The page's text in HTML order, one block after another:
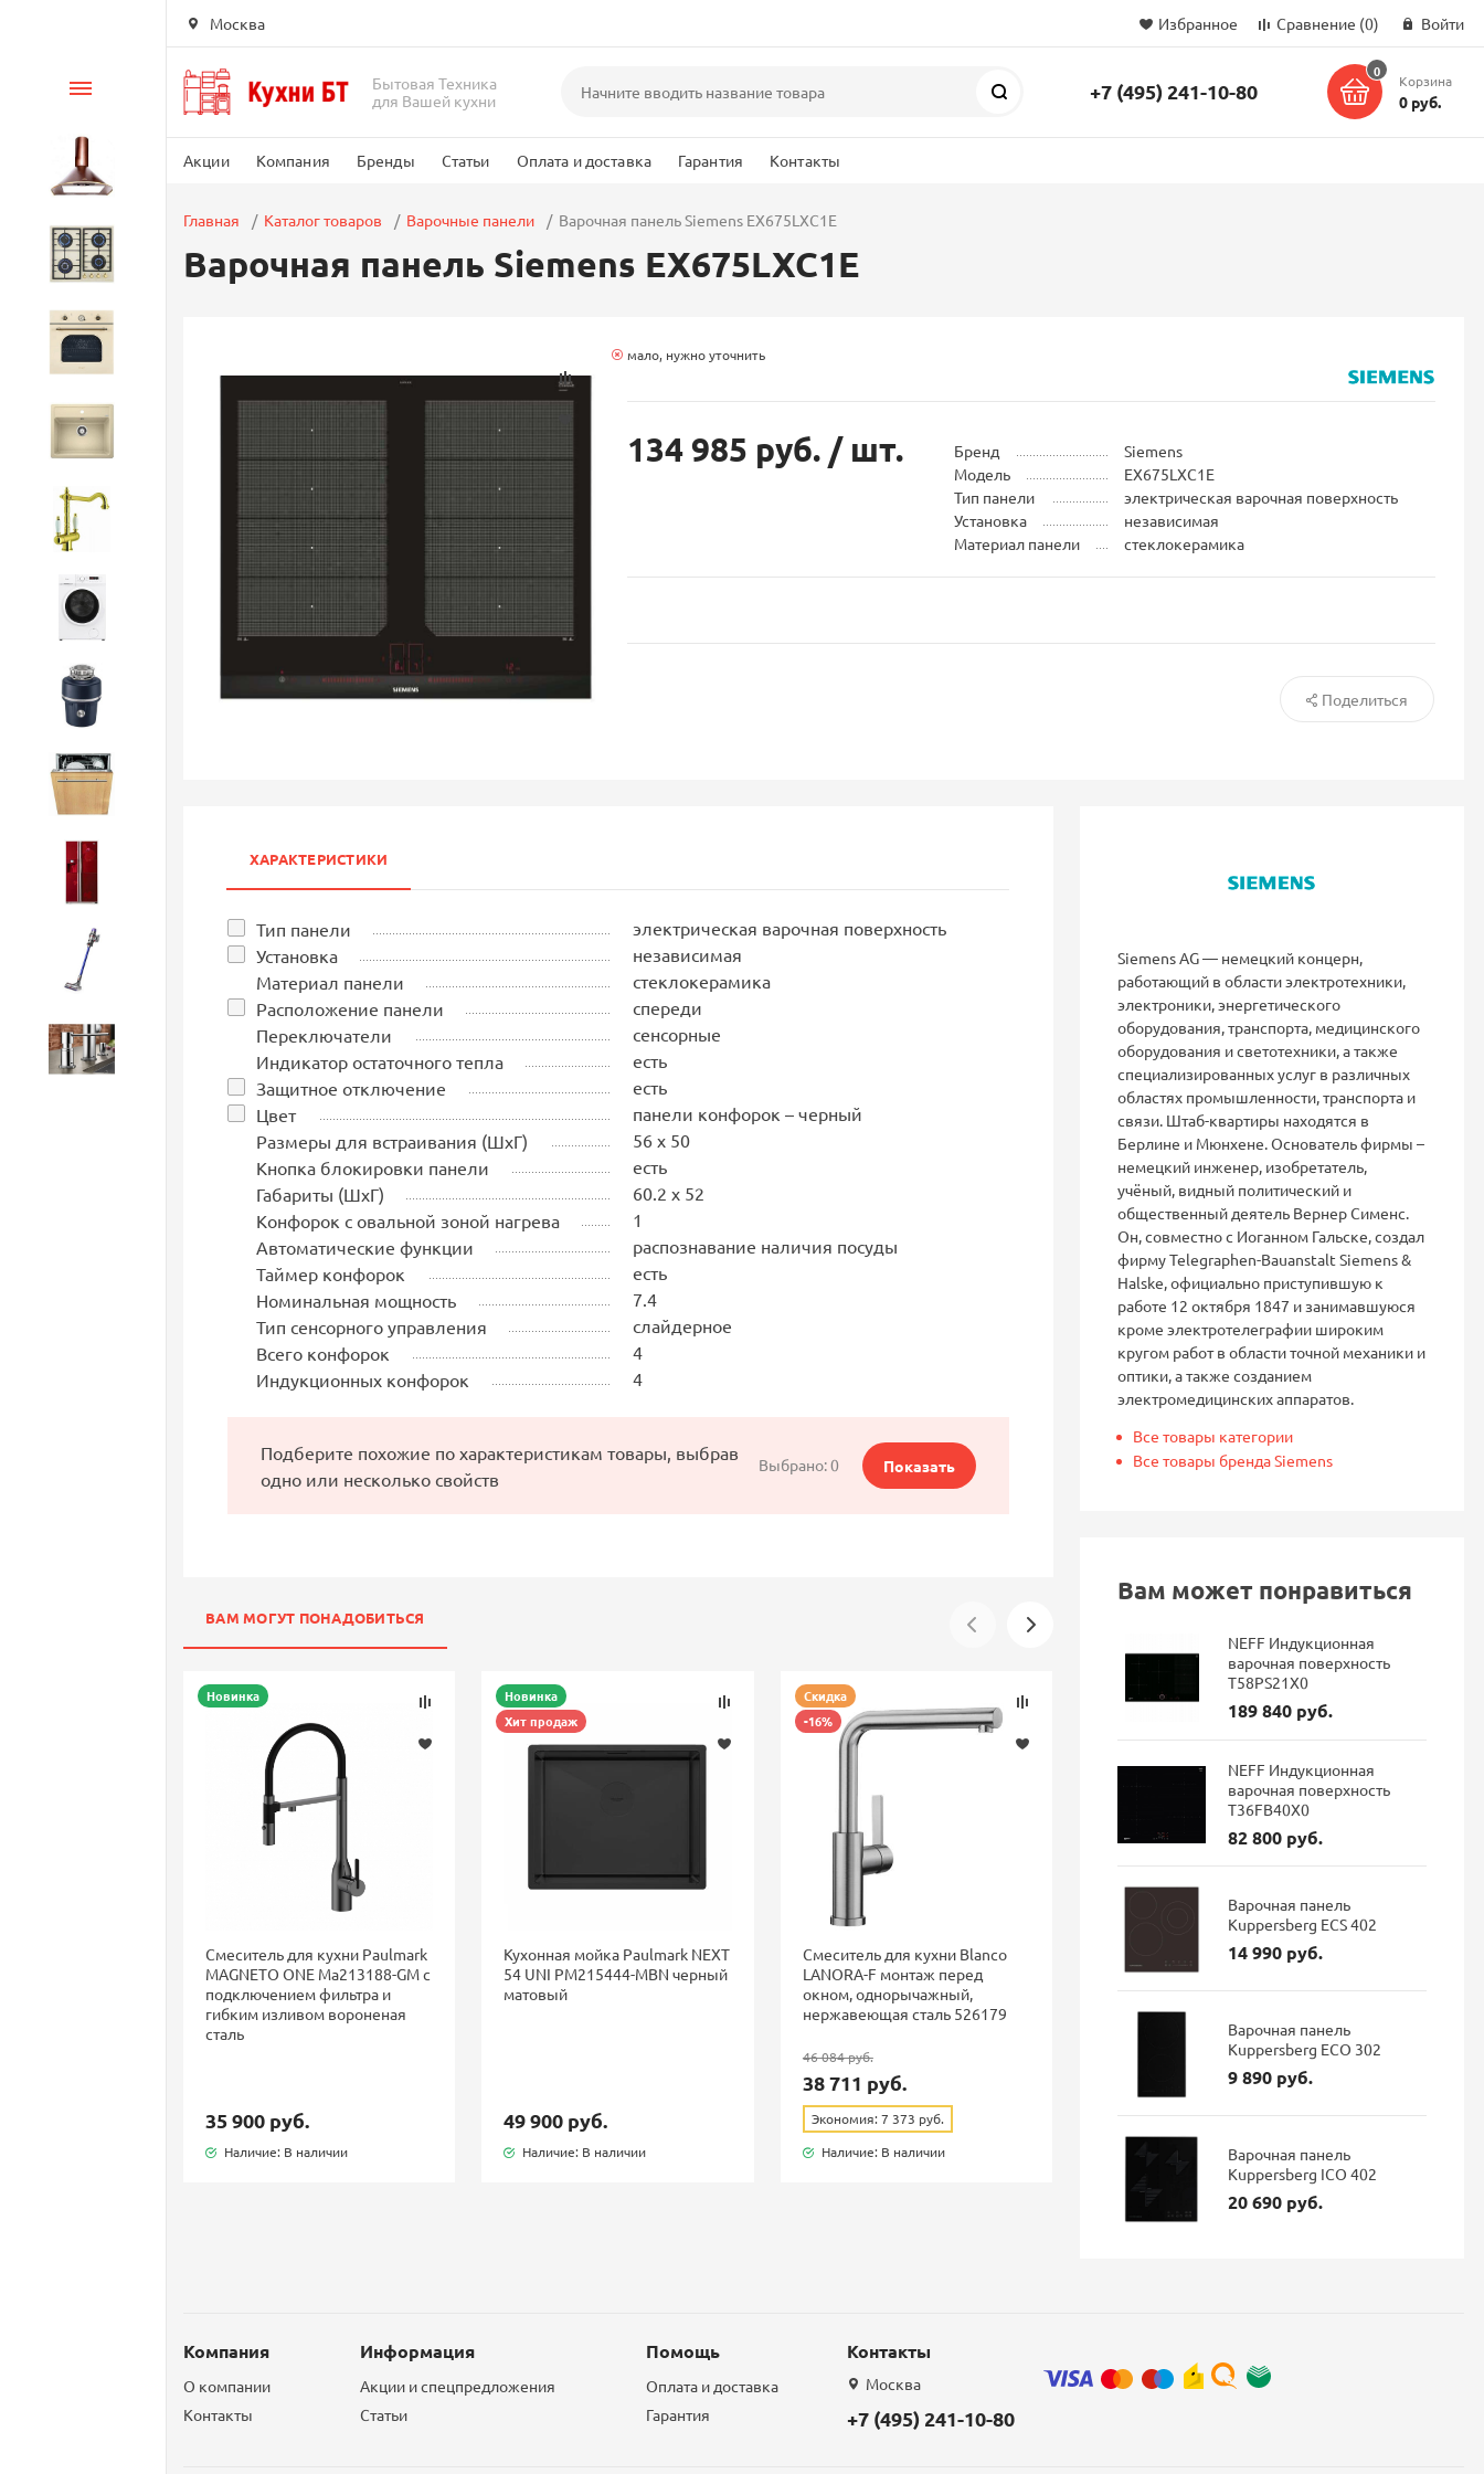
Москва Избранное Сравнение (0) Войти
Бытовая Техника
для Вашей кухни
Поиск +7 (495) 241-10-80
0
Корзина
0 руб.
Акции Компания Бренды Статьи Оплата и доставка Гарантия Контакты
Каталог
Вытяжки
Варочные панели
Измельчители
Бытовая техника
Главная Каталог товаров Варочные панели Варочная панель Siemens EX675LXC1E
Варочная панель Siemens EX675LXC1E
мало, нужно уточнить
134 985 руб. / шт. Бренд
Siemens
Модель
EX675LXC1E
Тип панели
электрическая варочная поверхность
Установка
независимая
Материал панели
стеклокерамика
Поделиться
ХАРАКТЕРИСТИКИ
Тип панели
электрическая варочная поверхность
Установка
независимая
Материал панели
стеклокерамика
Расположение панели
спереди
Переключатели
сенсорные
Индикатор остаточного тепла
есть
Защитное отключение
есть
Цвет
панели конфорок – черный
Размеры для встраивания (ШхГ)
56 x 50
Кнопка блокировки панели
есть
Габариты (ШхГ)
60.2 x 52
Конфорок с овальной зоной нагрева
1
Автоматические функции
распознавание наличия посуды
Таймер конфорок
есть
Номинальная мощность
7.4
Тип сенсорного управления
слайдерное
Всего конфорок
4
Индукционных конфорок
4
Подберите похожие по характеристикам товары, выбрав
одно или несколько свойств
Выбрано:0 Показать
ВАМ МОГУТ ПОНАДОБИТЬСЯ
Новинка
Смеситель для кухни Paulmark
MAGNETO ONE Ma213188-GM с
подключением фильтра и
гибким изливом вороненая
сталь
35 900 руб.
Наличие: В наличии
Новинка
Хит продаж
Кухонная мойка Paulmark NEXT
54 UNI PM215444-MBN черный
матовый
49 900 руб.
Наличие: В наличии
Скидка
-16%
Смеситель для кухни Blanco
LANORA-F монтаж перед
окном, однорычажный,
нержавеющая сталь 526179
46 084 руб.
38 711 руб.
Экономия: 7 373 руб.
Наличие: В наличии
Скидка
Смеситель для кухни Blanco
FONTAS II с подключением
фильтра Dark steel 527737
Экономия: 18 350 руб.
Наличие: В наличии
35 900
Siemens AG — немецкий концерн,
работающий в области электротехники,
электроники, энергетического
оборудования, транспорта, медицинского
оборудования и светотехники, а также
специализированных услуг в различных
областях промышленности, транспорта и
связи. Штаб-квартиры находятся в
Берлине и Мюнхене. Основатель фирмы –
немецкий инженер, изобретатель,
учёный, видный политический и
общественный деятель Вернер Сименс.
Он, совместно с Иоганном Гальске, создал
фирму Telegraphen-Bauanstalt Siemens &
Halske, официально приступившую к
работе 12 октября 1847 и занимавшуюся
кроме электротелеграфии широким
кругом работ в области точной механики и
оптики, а также созданием
электромедицинских аппаратов.
Все товары категории
Все товары бренда Siemens
Вам может понравиться
NEFF Индукционная
варочная поверхность
T58PS21X0
189 840 руб.
NEFF Индукционная
варочная поверхность
T36FB40X0
82 800 руб.
Варочная панель
Kuppersberg ECS 402
14 990 руб.
Варочная панель
Kuppersberg ECO 302
9 890 руб.
Варочная панель
Kuppersberg ICO 402
20 690 руб.
Компания
О компании
Контакты
Информация
Акции и спецпредложения
Статьи
Помощь
Оплата и доставка
Гарантия
Контакты
Москва
+7 (495) 241-10-80